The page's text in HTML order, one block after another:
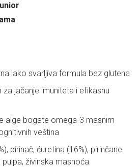
lako svarljiva formula bez glutena
jačanje imuniteta i efikasnu
antitela
alge bogate omega-3 masnim
veština
pirinač, ćuretina (16%), pirinčane
pulpa, živinska masnoća